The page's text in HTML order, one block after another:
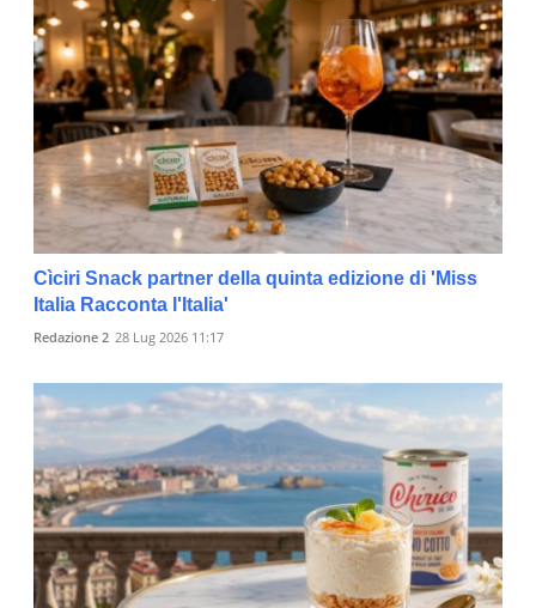
Cìciri Snack partner della quinta edizione di 'Miss
Italia Racconta l'Italia'
Redazione 2 28 Lug 2026 11:17